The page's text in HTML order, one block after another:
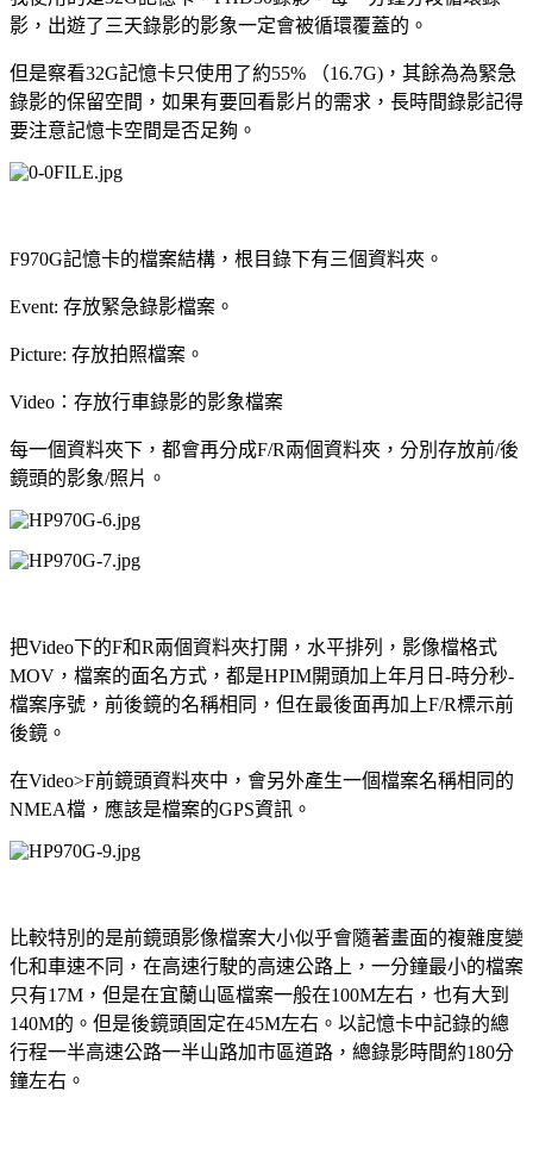
影，出遊了三天錄影的影象一定會被循環覆蓋的。
但是察看32G記憶卡只使用了約55% （16.7G)，其餘為為緊急
錄影的保留空間，如果有要回看影片的需求，長時間錄影記得
要注意記憶卡空間是否足夠。
F970G記憶卡的檔案結構，根目錄下有三個資料夾。
Event: 存放緊急錄影檔案。
Picture: 存放拍照檔案。
Video：存放行車錄影的影象檔案
每一個資料夾下，都會再分成F/R兩個資料夾，分別存放前/後
鏡頭的影象/照片。
把Video下的F和R兩個資料夾打開，水平排列，影像檔格式
MOV，檔案的面名方式，都是HPIM開頭加上年月日-時分秒-
檔案序號，前後鏡的名稱相同，但在最後面再加上F/R標示前
後鏡。
在Video>F前鏡頭資料夾中，會另外產生一個檔案名稱相同的
NMEA檔，應該是檔案的GPS資訊。
比較特別的是前鏡頭影像檔案大小似乎會隨著畫面的複雜度變
化和車速不同，在高速行駛的高速公路上，一分鐘最小的檔案
只有17M，但是在宜蘭山區檔案一般在100M左右，也有大到
140M的。但是後鏡頭固定在45M左右。以記憶卡中記錄的總
行程一半高速公路一半山路加市區道路，總錄影時間約180分
鐘左右。